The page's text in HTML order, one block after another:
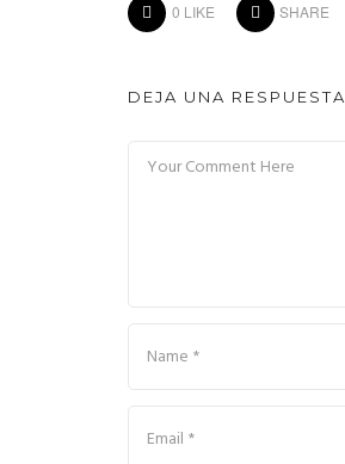
0 LIKE SHARE
DEJA UNA RESPUESTA